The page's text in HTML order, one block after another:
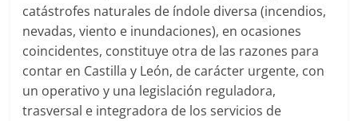
catástrofes naturales de índole diversa (incendios,
nevadas, viento e inundaciones), en ocasiones
coincidentes, constituye otra de las razones para
contar en Castilla y León, de carácter urgente, con
un operativo y una legislación reguladora,
trasversal e integradora de los servicios de